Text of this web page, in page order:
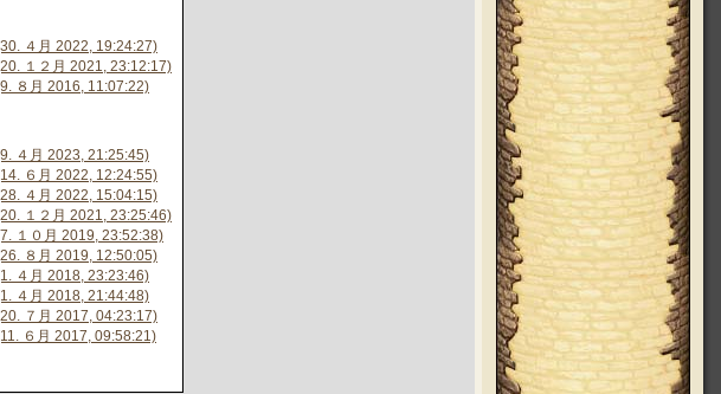
４月 2022, 19:24:27)
１２月 2021, 23:12:17)
８月 2016, 11:07:22)
４月 2023, 21:25:45)
６月 2022, 12:24:55)
４月 2022, 15:04:15)
１２月 2021, 23:25:46)
１０月 2019, 23:52:38)
８月 2019, 12:50:05)
４月 2018, 23:23:46)
４月 2018, 21:44:48)
７月 2017, 04:23:17)
６月 2017, 09:58:21)